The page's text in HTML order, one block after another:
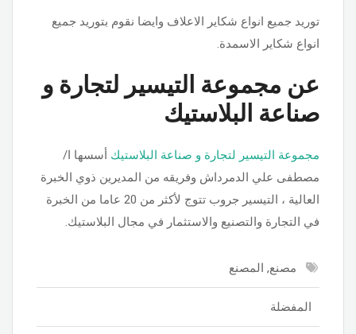
توريد جميع انواع شكاير الاعلاف وايضا نقوم بتوريد جميع
انواع شكاير الاسمدة.
عن مجموعة التيسير لتجارة و
صناعة البلاستيك
مجموعة التيسير لتجارة و صناعة البلاستيك أسسها ا/
مصطفى علي الدمرداش وفريقه من المديرين ذوي الخبرة
العالية ، التيسير جروب تتوج لأكثر من 20 عاما من الخبرة
في التجارة والتصنيع والاستثمار في مجال البلاستيك.
مصنع, المصنع
المفضلة